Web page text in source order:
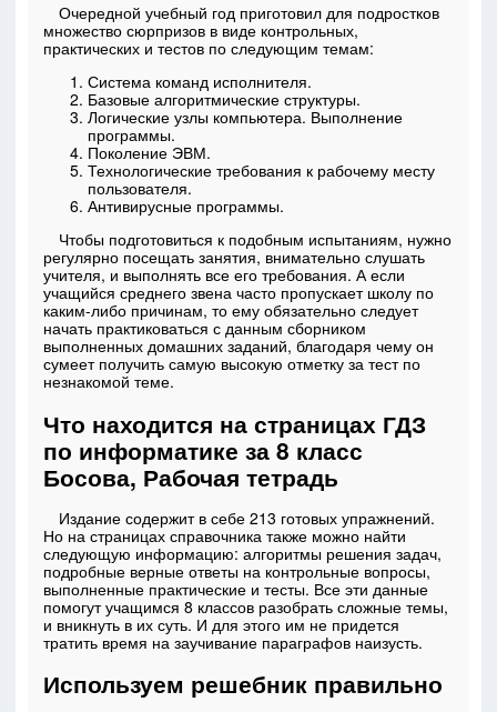
Очередной учебный год приготовил для подростков
множество сюрпризов в виде контрольных,
практических и тестов по следующим темам:
Система команд исполнителя.
Базовые алгоритмические структуры.
Логические узлы компьютера. Выполнение
программы.
Поколение ЭВМ.
Технологические требования к рабочему месту
пользователя.
Антивирусные программы.
Чтобы подготовиться к подобным испытаниям, нужно
регулярно посещать занятия, внимательно слушать
учителя, и выполнять все его требования. А если
учащийся среднего звена часто пропускает школу по
каким-либо причинам, то ему обязательно следует
начать практиковаться с данным сборником
выполненных домашних заданий, благодаря чему он
сумеет получить самую высокую отметку за тест по
незнакомой теме.
Что находится на страницах ГДЗ
по информатике за 8 класс
Босова, Рабочая тетрадь
Издание содержит в себе 213 готовых упражнений.
Но на страницах справочника также можно найти
следующую информацию: алгоритмы решения задач,
подробные верные ответы на контрольные вопросы,
выполненные практические и тесты. Все эти данные
помогут учащимся 8 классов разобрать сложные темы,
и вникнуть в их суть. И для этого им не придется
тратить время на заучивание параграфов наизусть.
Используем решебник правильно